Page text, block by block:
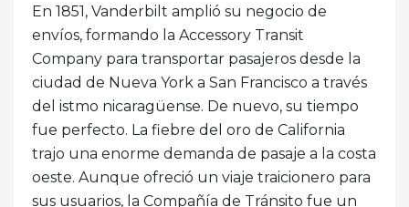
En 1851, Vanderbilt amplió su negocio de
envíos, formando la Accessory Transit
Company para transportar pasajeros desde la
ciudad de Nueva York a San Francisco a través
del istmo nicaragüense. De nuevo, su tiempo
fue perfecto. La fiebre del oro de California
trajo una enorme demanda de pasaje a la costa
oeste. Aunque ofreció un viaje traicionero para
sus usuarios, la Compañía de Tránsito fue un